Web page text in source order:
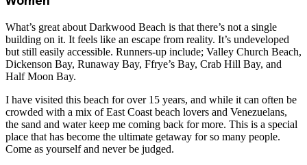
What’s great about Darkwood Beach is that there’s not a single
building on it. It feels like an escape from reality. It’s undeveloped
but still easily accessible. Runners-up include; Valley Church Beach,
Dickenson Bay, Runaway Bay, Ffrye’s Bay, Crab Hill Bay, and
Half Moon Bay.
I have visited this beach for over 15 years, and while it can often be
crowded with a mix of East Coast beach lovers and Venezuelans,
the sand and water keep me coming back for more. This is a special
place that has become the ultimate getaway for so many people.
Come as yourself and never be judged.